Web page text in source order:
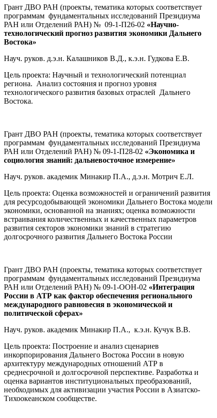
Грант ДВО РАН (проекты, тематика которых соответствует
программам фундаментальных исследований Президиума
РАН или Отделений РАН) № 09-1-П26-02 «Научно-
технологический прогноз развития экономики Дальнего
Востока»
Науч. руков. д.э.н. Калашников В.Д., к.э.н. Гудкова Е.В.
Цель проекта: Научный и технологический потенциал
региона. Анализ состояния и прогноз уровня
технологического развития базовых отраслей Дальнего
Востока.
Грант ДВО РАН (проекты, тематика которых соответствует
программам фундаментальных исследований Президиума
РАН или Отделений РАН) № 09-1-П28-02 «Экономика и
социология знаний: дальневосточное измерение»
Науч. руков. академик Минакир П.А., д.э.н. Мотрич Е.Л.
Цель проекта: Оценка возможностей и ограничений развития
для ресурсодобывающей экономики Дальнего Востока модели
экономики, основанной на знаниях; оценка возможности
встраивания количественных и качественных параметров
развития секторов экономики знаний в стратегию
долгосрочного развития Дальнего Востока России
Грант ДВО РАН (проекты, тематика которых соответствует
программам фундаментальных исследований Президиума
РАН или Отделений РАН) № 09-1-ООН-02 «Интеграция
России в АТР как фактор обеспечения регионального
международного равновесия в экономической и
политической сферах»
Науч. руков. академик Минакир П.А., к.э.н. Кучук В.В.
Цель проекта: Построение и анализ сценариев
инкорпорирования Дальнего Востока России в новую
архитектуру международных отношений АТР в
среднесрочной и долгосрочной перспективе. Разработка и
оценка вариантов институциональных преобразований,
необходимых для активизации участия России в Азиатско-
Тихоокеанском сообществе.